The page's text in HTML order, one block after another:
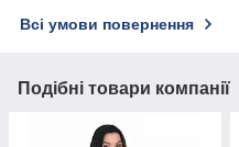
Всі умови повернення
Подібні товари компанії